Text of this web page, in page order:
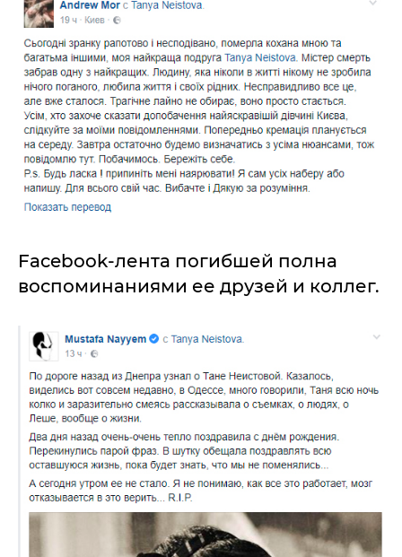
Facebook-лента погибшей полна
воспоминаниями ее друзей и коллег.